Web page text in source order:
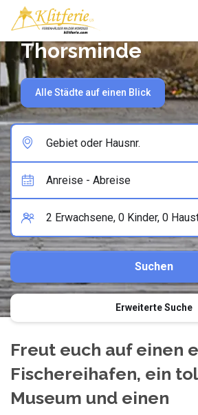
Thorsminde
Alle Städte auf einen Blick
Erweiterte Suche
Freut euch auf einen
Fischereihafen, ein
Museum und einen